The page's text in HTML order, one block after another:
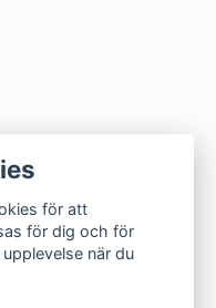
för att
för dig och för
när du